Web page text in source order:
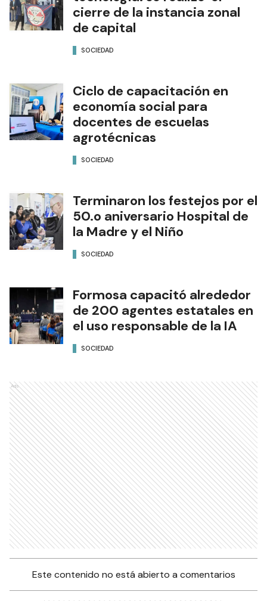
cierre de la instancia zonal
de capital
SOCIEDAD
Ciclo de capacitación en
economía social para
docentes de escuelas
agrotécnicas
SOCIEDAD
Terminaron los festejos por el
50.o aniversario Hospital de
la Madre y el Niño
SOCIEDAD
Formosa capacitó alrededor
de 200 agentes estatales en
el uso responsable de la IA
SOCIEDAD
Ads
Este contenido no está abierto a comentarios